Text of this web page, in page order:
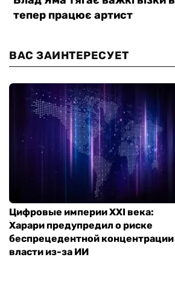
ВАС ЗАИНТЕРЕСУЕТ
Цифровые империи XXI века:
Харари предупредил о риске
беспрецедентной концентрации
власти из-за ИИ